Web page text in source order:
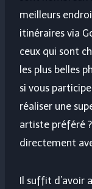
meilleurs
itinéraires via
ceux qui sont
les plus belles
si vous
réaliser une
artiste préféré
directement
Il suffit d’avoir